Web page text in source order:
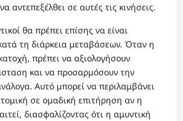
αντεπεξέλθει σε αυτές τις κινήσεις.
θα πρέπει επίσης να είναι
τη διάρκεια μεταβάσεων. Όταν η
πρέπει να αξιολογήσουν
και να προσαρμόσουν την
Αυτό μπορεί να περιλαμβάνει
σε ομαδική επιτήρηση αν η
διασφαλίζοντας ότι η αμυντική